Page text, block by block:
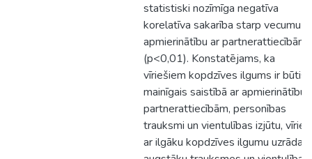
statistiski nozīmīga negatīva
korelatīva sakarība starp vecumu
apmierinātību ar partnerattiecībām
(p<0,01). Konstatējams, ka
vīriešiem kopdzīves ilgums ir
mainīgais saistībā ar apmierinātību
partnerattiecībām, personības
trauksmi un vientulības izjūtu, vīrieši
ar ilgāku kopdzīves ilgumu uzrāda